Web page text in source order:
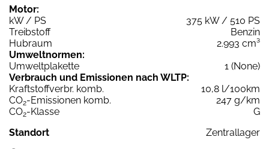
Motor:
kW / PS
375 kW / 510 PS
Treibstoff
Benzin
Hubraum
2.993 cm³
Umweltnormen:
Umweltplakette
1 (None)
Verbrauch und Emissionen nach WLTP:
Kraftstoffverbr. komb.
10,8 l/100km
CO2-Emissionen komb.
247 g/km
CO2-Klasse
G
Standort
Zentrallager